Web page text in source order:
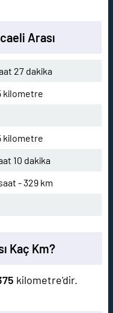
Arası
27 dakika
kilometre
kilometre
10 dakika
- 329 km
Kaç Km?
kilometre'dir.